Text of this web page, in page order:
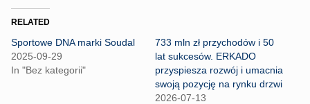
t
o
h
a
r
o
h
a
o
RELATED
Sportowe DNA marki Soudal
2025-09-29
In "Bez kategorii"
733 mln zł przychodów i 50
lat sukcesów. ERKADO
przyspiesza rozwój i umacnia
swoją pozycję na rynku drzwi
2026-07-13